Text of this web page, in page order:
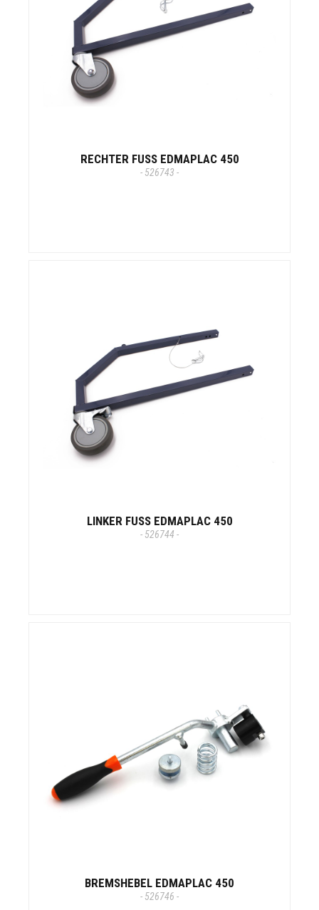
RECHTER FUSS EDMAPLAC 450
- 526743 -
LINKER FUSS EDMAPLAC 450
- 526744 -
BREMSHEBEL EDMAPLAC 450
- 526746 -